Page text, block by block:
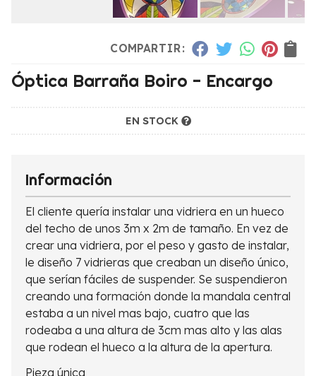
COMPARTIR:
Óptica Barraña Boiro - Encargo
EN STOCK
Información
El cliente quería instalar una vidriera en un hueco
del techo de unos 3m x 2m de tamaño. En vez de
crear una vidriera, por el peso y gasto de instalar,
le diseño 7 vidrieras que creaban un diseño único,
que serían fáciles de suspender. Se suspendieron
creando una formación donde la mandala central
estaba a un nivel mas bajo, cuatro que las
rodeaba a una altura de 3cm mas alto y las alas
que rodean el hueco a la altura de la apertura.
Pieza única